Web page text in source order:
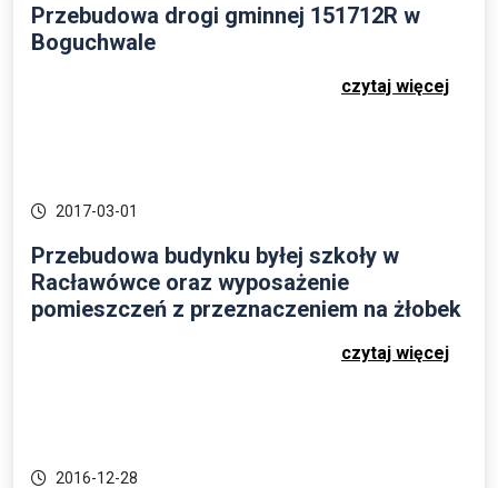
Przebudowa drogi gminnej 151712R w
Boguchwale
czytaj więcej
2017-03-01
Przebudowa budynku byłej szkoły w
Racławówce oraz wyposażenie
pomieszczeń z przeznaczeniem na żłobek
czytaj więcej
2016-12-28